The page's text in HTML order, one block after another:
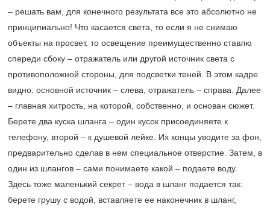
– решать вам, для конечного результата все это абсолютно не
принципиально! Что касается света, то если я не снимаю
объекты на просвет, то освещение преимущественно ставлю
спереди сбоку – отражатель или другой источник света с
противоположной стороны, для подсветки теней. В этом кадре
видно: основной источник – слева, отражатель – справа. Далее
– главная хитрость, на которой, собственно, и основан сюжет.
Берете два куска шланга – один кусок присоединяете к
телефону, второй – к душевой лейке. Их концы уводите за фон,
предварительно сделав в нем специальное отверстие. Затем, в
один из шлангов – сами понимаете какой – подаете воду.
Здесь тоже маленький секрет – вода в шланг подается так:
берете грушу с водой, вставляете ее наконечник в шланг,